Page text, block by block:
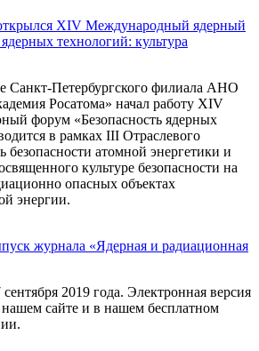
XIV Международный ядерный
технологий: культура
Санкт-Петербургского филиала АНО
Росатома» начал работу XIV
форум «Безопасность ядерных
в рамках III Отраслевого
безопасности атомной энергетики и
культуре безопасности на
опасных объектах
энергии.
журнала «Ядерная и радиационная
2019 года. Электронная версия
сайте и в нашем бесплатном